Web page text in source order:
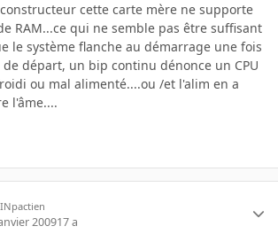
cette carte mère ne supporte
RAM...ce qui ne semble pas être suffisant
le système flanche au démarrage une fois
départ, un bip continu dénonce un CPU
ou mal alimenté....ou /et l'alim en a
l'âme....
INpactien
200917 a